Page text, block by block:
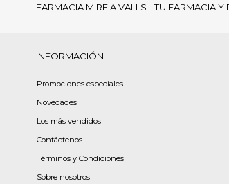
FARMACIA MIREIA VALLS - TU FARMACIA
INFORMACIÓN
Promociones especiales
Novedades
Los más vendidos
Contáctenos
Términos y Condiciones
Sobre nosotros